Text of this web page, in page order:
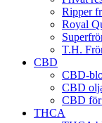
Ripper
Royal
T.H.
CBD
CBD-
CBD
CBD
THCA